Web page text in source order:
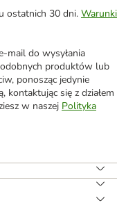
ostatnich 30 dni. Warunki
mail do wysyłania
produktów lub
ponosząc jedynie
kontaktując się z działem
w naszej Polityka